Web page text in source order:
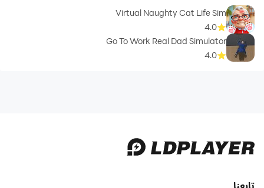
Virtual Naughty Cat Life Sim
4.0
Go To Work Real Dad Simulator
4.0
تابعنا